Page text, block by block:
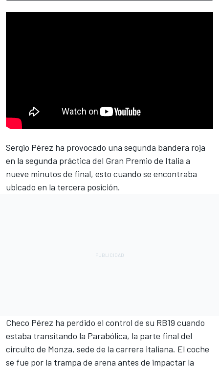
Sergio Pérez ha provocado una segunda bandera roja
en la segunda práctica del Gran Premio de Italia a
nueve minutos de final, esto cuando se encontraba
ubicado en la tercera posición.
Checo Pérez ha perdido el control de su RB19 cuando
estaba transitando la Parabólica, la parte final del
circuito de Monza, sede de la carrera italiana. El coche
se fue por la trampa de arena antes de impactar la